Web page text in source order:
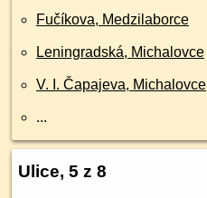
Fučíkova, Medzilaborce
Leningradská, Michalovce
V. I. Čapajeva, Michalovce
...
Ulice, 5 z 8